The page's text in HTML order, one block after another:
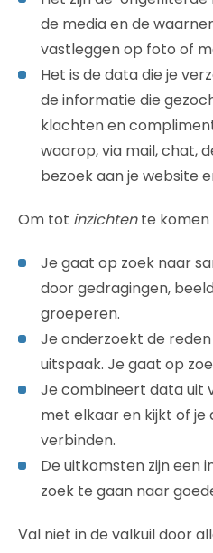
de media en de
vastleggen op foto of
Het is de data die je
de informatie die
klachten en
waarop, via mail, chat,
bezoek aan je website
Om tot inzichtente komen
Je gaat op zoek naar
door gedragingen,
groeperen.
Je onderzoekt de
uitspaak. Je gaat op
Je combineert data uit
met elkaar en kijkt of je
verbinden.
De uitkomsten zijn een
zoek te gaan naar
Val niet in de valkuil door